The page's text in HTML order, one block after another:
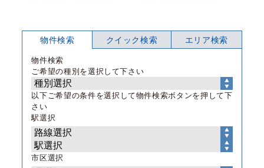
物件検索
物件検索
ご希望の種別を選択して下さい
以下ご希望の条件を選択して物件検索ボタンを押して下
さい
駅選択
市区選択
クイック検索 エリア検索